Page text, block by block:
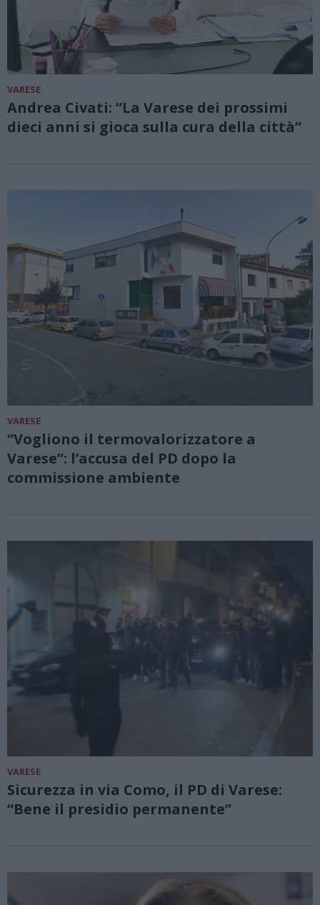
VARESE
Andrea Civati: “La Varese dei prossimi
dieci anni si gioca sulla cura della città”
VARESE
“Vogliono il termovalorizzatore a
Varese”: l’accusa del PD dopo la
commissione ambiente
VARESE
Sicurezza in via Como, il PD di Varese:
“Bene il presidio permanente”